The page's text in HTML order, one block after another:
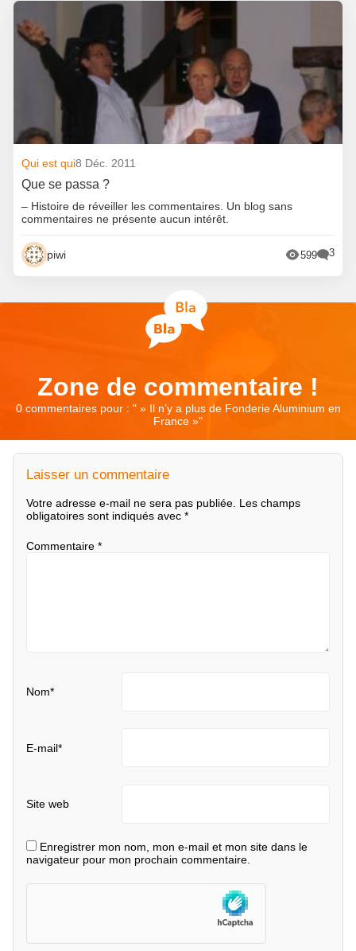
Qui est qui8 Déc. 2011
Que se passa ?
– Histoire de réveiller les commentaires. Un blog sans
commentaires ne présente aucun intérêt.
piwi 599 3
Zone de commentaire !
0 commentaires pour : "» Il n’y a plus de Fonderie Aluminium en
France »"
Laisser un commentaire
Votre adresse e-mail ne sera pas publiée. Les champs
obligatoires sont indiqués avec *
Commentaire *
Nom*
E-mail*
Site web
Enregistrer mon nom, mon e-mail et mon site dans le
navigateur pour mon prochain commentaire.